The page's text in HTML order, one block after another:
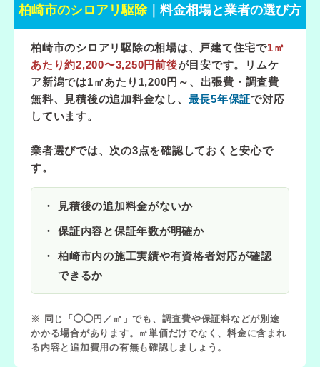
柏崎市のシロアリ駆除｜料金相場と業者の選び方
柏崎市のシロアリ駆除の相場は、戸建て住宅で1㎡
あたり約2,200〜3,250円前後が目安です。リムケ
ア新潟では1㎡あたり1,200円～ 、出張費・調査費
無料、見積後の追加料金なし、 最長5年保証で対応
しています。
業者選びでは、次の3点を確認しておくと安心で
す。
見積後の追加料金がないか
保証内容と保証年数が明確か
柏崎市内の施工実績や有資格者対応が確認
できるか
※ 同じ「◯◯円／㎡」でも、調査費や保証料などが別途
かかる場合があります。㎡単価だけでなく、料金に含まれ
る内容と追加費用の有無も確認しましょう。